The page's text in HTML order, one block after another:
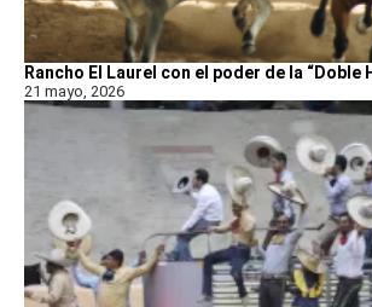
Rancho El Laurel con el poder de la “Doble
21 mayo, 2026